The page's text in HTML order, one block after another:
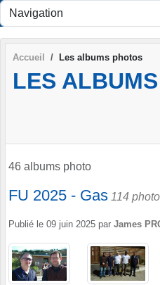
Accueil Les albums photos
LES
46 albums photo
FU 2025 - Gas 114
Publié le 09 juin 2025 par James
Panneau de gestion des cookies